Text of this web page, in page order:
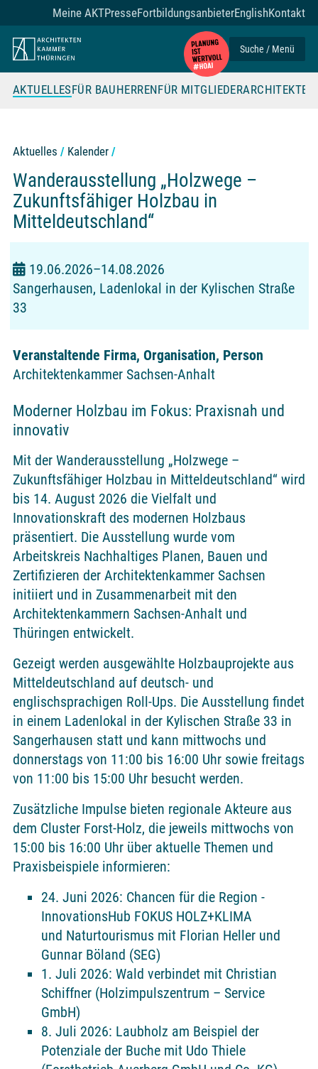
Zum Seiteninhalt
Suche / Menü
AKTUELLESFÜR BAUHERRENFÜR MITGLIEDER
Meine AKTPresseFortbildungsanbieterEnglishKontakt
Aktuelles Kalender
Wanderausstellung „Holzwege –
Zukunftsfähiger Holzbau in
Mitteldeutschland“
19.06.2026–14.08.2026
Sangerhausen, Ladenlokal in der Kylischen Straße
33
Veranstaltende Firma, Organisation, Person
Architektenkammer Sachsen-Anhalt
Moderner Holzbau im Fokus: Praxisnah und
innovativ
Mit der Wanderausstellung „Holzwege –
Zukunftsfähiger Holzbau in Mitteldeutschland“ wird
bis 14. August 2026 die Vielfalt und
Innovationskraft des modernen Holzbaus
präsentiert. Die Ausstellung wurde vom
Arbeitskreis Nachhaltiges Planen, Bauen und
Zertifizieren der Architektenkammer Sachsen
initiiert und in Zusammenarbeit mit den
Architektenkammern Sachsen-Anhalt und
Thüringen entwickelt.
Gezeigt werden ausgewählte Holzbauprojekte aus
Mitteldeutschland auf deutsch- und
englischsprachigen Roll-Ups. Die Ausstellung findet
in einem Ladenlokal in der Kylischen Straße 33 in
Sangerhausen statt und kann mittwochs und
donnerstags von 11:00 bis 16:00 Uhr sowie freitags
von 11:00 bis 15:00 Uhr besucht werden.
Zusätzliche Impulse bieten regionale Akteure aus
dem Cluster Forst-Holz, die jeweils mittwochs von
15:00 bis 16:00 Uhr über aktuelle Themen und
Praxisbeispiele informieren:
24. Juni 2026: Chancen für die Region -
InnovationsHub FOKUS HOLZ+KLIMA
und Naturtourismus mit Florian Heller und
Gunnar Böland (SEG)
1. Juli 2026: Wald verbindet mit Christian
Schiffner (Holzimpulszentrum – Service
GmbH)
8. Juli 2026: Laubholz am Beispiel der
Potenziale der Buche mit Udo Thiele